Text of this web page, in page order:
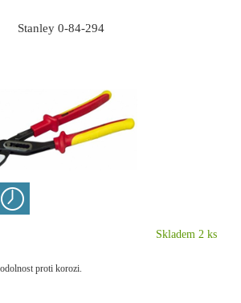
Stanley 0-84-294
Skladem 2 ks
proti korozi.